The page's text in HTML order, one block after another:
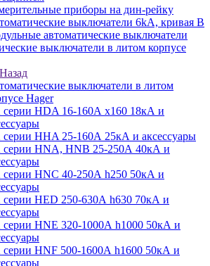
приборы на дин-рейку
выключатели 6kA, кривая В
автоматические выключатели
выключатели в литом корпусе
Назад
выключатели в литом
Hager
HDA 16-160А x160 18кА и
HHA 25-160А 25кА и аксессуары
HNA, HNB 25-250А 40кА и
HNC 40-250А h250 50кА и
HED 250-630А h630 70кА и
HNE 320-1000А h1000 50кА и
HNF 500-1600А h1600 50кА и